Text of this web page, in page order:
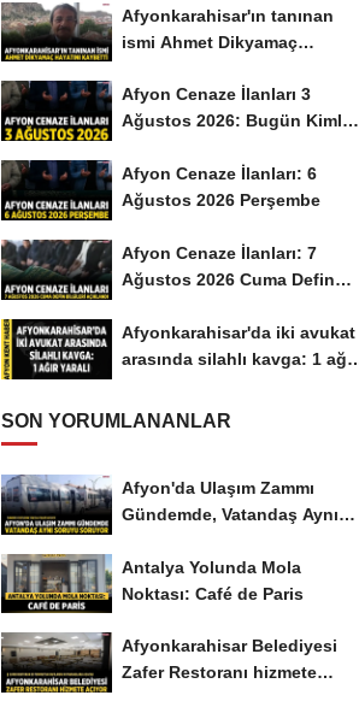
Afyonkarahisar'ın tanınan
ismi Ahmet Dikyamaç
Afyon Cenaze İlanları 3
Ağustos 2026: Bugün Kimler
Afyon Cenaze İlanları: 6
Ağustos 2026 Perşembe
Afyon Cenaze İlanları: 7
Ağustos 2026 Cuma Defin
Afyonkarahisar'da iki avukat
arasında silahlı kavga: 1 ağır
SON YORUMLANANLAR
Afyon'da Ulaşım Zammı
Gündemde, Vatandaş Aynı
Antalya Yolunda Mola
Noktası: Café de Paris
Afyonkarahisar Belediyesi
Zafer Restoranı hizmete